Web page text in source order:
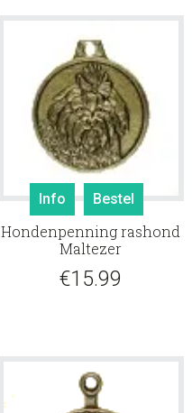
Info Bestel
Hondenpenning rashond
Maltezer
€15.99